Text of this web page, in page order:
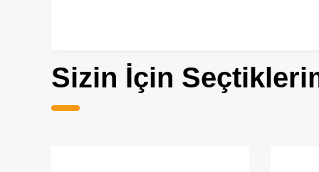
Sizin İçin